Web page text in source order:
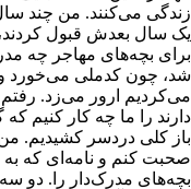
زندگی می‌کنند. من چند سال
یک سال بعدش قبول
برای بچه‌های مهاجر چه
شد، چون کدملی می‌خورد
می‌کردیم ارور می‌زد.
دارند را ما چه کار کنیم
باز کلی دردسر کشیدیم.
صحبت کنم و نامه‌ای که به
بچه‌های مدرک‌دار را. دو